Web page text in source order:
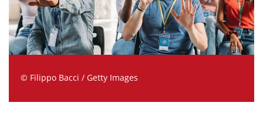
© Filippo Bacci / Getty Images